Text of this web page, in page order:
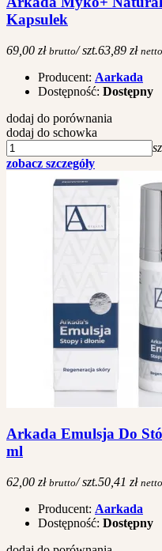
Kapsulek
69,00 zł brutto/ szt.63,89 zł netto
Producent: Aarkada
Dostępność: Dostępny
dodaj do porównania
dodaj do schowka
zobacz szczegóły
Arkada Emulsja Do
ml
62,00 zł brutto/ szt.50,41 zł netto
Producent: Aarkada
Dostępność: Dostępny